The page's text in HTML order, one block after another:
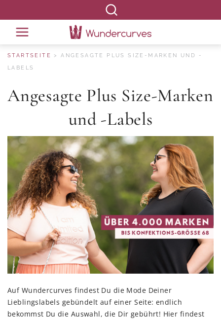
STARTSEITE
ANGESAGTE PLUS SIZE-MARKEN UND -
LABELS
Angesagte Plus Size-Marken
und -Labels
Auf Wundercurves findest Du die Mode Deiner
Lieblingslabels gebündelt auf einer Seite: endlich
bekommst Du die Auswahl, die Dir gebührt! Hier findest